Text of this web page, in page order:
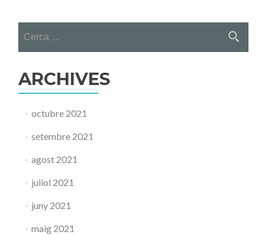
ARCHIVES
octubre 2021
setembre 2021
agost 2021
juliol 2021
juny 2021
maig 2021